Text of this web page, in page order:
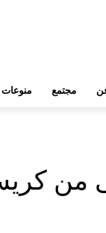
مجتمع منوعات
من